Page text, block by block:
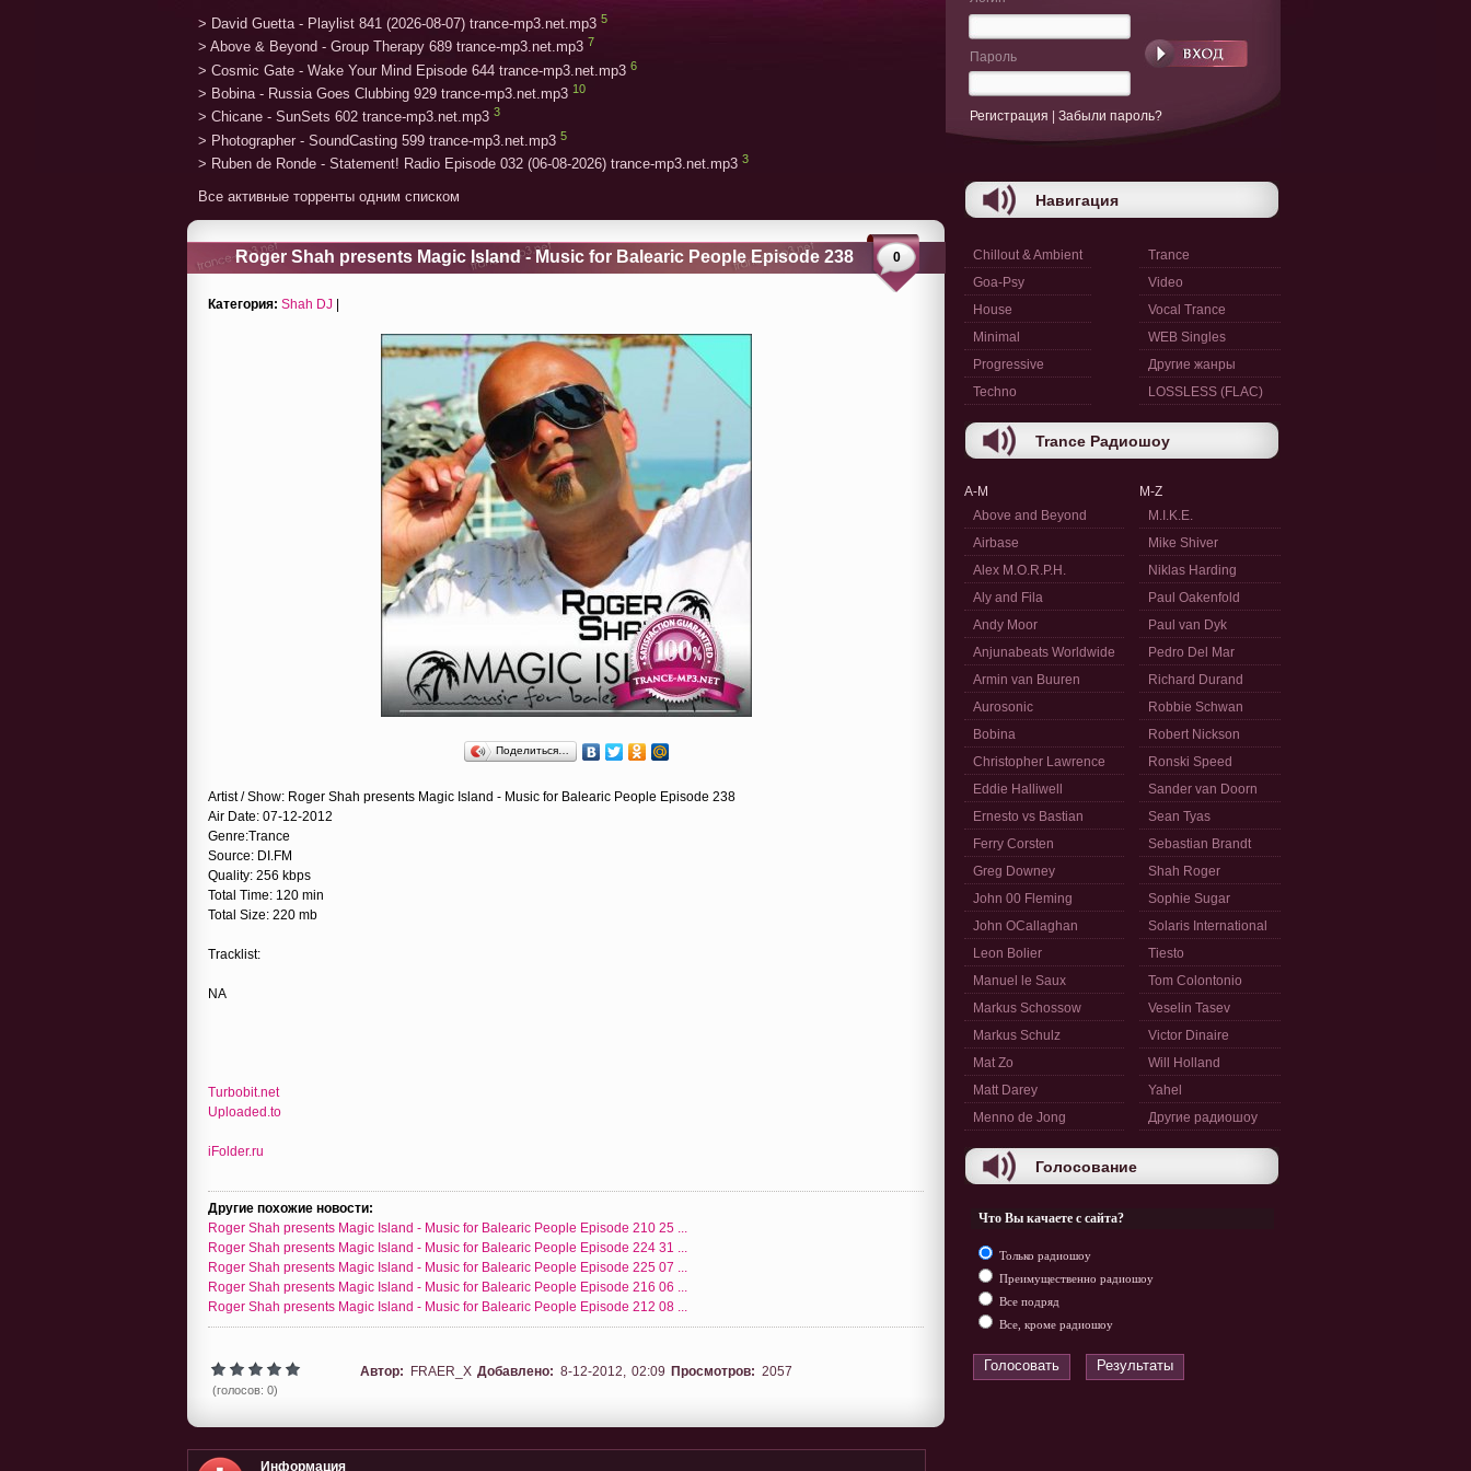
> David Guetta - Playlist 841 (2026-08-07) trance-mp3.net.mp3 5
> Above & Beyond - Group Therapy 689 trance-mp3.net.mp3 7
> Cosmic Gate - Wake Your Mind Episode 644 trance-mp3.net.mp3 6
> Bobina - Russia Goes Clubbing 929 trance-mp3.net.mp3 10
> Chicane - SunSets 602 trance-mp3.net.mp3 3
> Photographer - SoundCasting 599 trance-mp3.net.mp3 5
> Ruben de Ronde - Statement! Radio Episode 032 (06-08-2026) trance-mp3.net.mp3 3
Все активные торренты одним списком
Roger Shah presents Magic Island - Music for Balearic People Episode 238
(07-12-2012)
0
Категория: Shah DJ |
Поделиться…
Artist / Show: Roger Shah presents Magic Island - Music for Balearic People Episode 238
Air Date: 07-12-2012
Genre:Trance
Source: DI.FM
Quality: 256 kbps
Total Time: 120 min
Total Size: 220 mb
Tracklist:
NA
Turbobit.net
Uploaded.to
iFolder.ru
Другие похожие новости:
Roger Shah presents Magic Island - Music for Balearic People Episode 210 25 ...
Roger Shah presents Magic Island - Music for Balearic People Episode 224 31 ...
Roger Shah presents Magic Island - Music for Balearic People Episode 225 07 ...
Roger Shah presents Magic Island - Music for Balearic People Episode 216 06 ...
Roger Shah presents Magic Island - Music for Balearic People Episode 212 08 ...
(голосов: 0)
Автор: FRAER_X Добавлено: 8-12-2012, 02:09 Просмотров: 2057
Информация
Пароль
Регистрация Забыли пароль?
Навигация
Chillout & Ambient
Goa-Psy
House
Minimal
Progressive
Techno
Trance
Video
Vocal Trance
WEB Singles
Другие жанры
LOSSLESS (FLAC)
Trance Радиошоу
A-M
Above and Beyond
Airbase
Alex M.O.R.P.H.
Aly and Fila
Andy Moor
Anjunabeats Worldwide
Armin van Buuren
Aurosonic
Bobina
Christopher Lawrence
Eddie Halliwell
Ernesto vs Bastian
Ferry Corsten
Greg Downey
John 00 Fleming
John OCallaghan
Leon Bolier
Manuel le Saux
Markus Schossow
Markus Schulz
Mat Zo
Matt Darey
Menno de Jong
M-Z
M.I.K.E.
Mike Shiver
Niklas Harding
Paul Oakenfold
Paul van Dyk
Pedro Del Mar
Richard Durand
Robbie Schwan
Robert Nickson
Ronski Speed
Sander van Doorn
Sean Tyas
Sebastian Brandt
Shah Roger
Sophie Sugar
Solaris International
Tiesto
Tom Colontonio
Veselin Tasev
Victor Dinaire
Will Holland
Yahel
Другие радиошоу
Голосование
Что Вы качаете с сайта?
Только радиошоу
Преимущественно радиошоу
Все подряд
Все, кроме радиошоу
Голосовать Результаты